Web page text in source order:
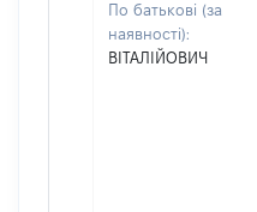
По батькові (за
наявності):
ВІТАЛІЙОВИЧ